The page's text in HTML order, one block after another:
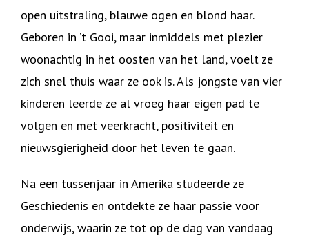
open uitstraling, blauwe ogen en blond haar.
Geboren in ’t Gooi, maar inmiddels met plezier
woonachtig in het oosten van het land, voelt ze
zich snel thuis waar ze ook is. Als jongste van vier
kinderen leerde ze al vroeg haar eigen pad te
volgen en met veerkracht, positiviteit en
nieuwsgierigheid door het leven te gaan.
Na een tussenjaar in Amerika studeerde ze
Geschiedenis en ontdekte ze haar passie voor
onderwijs, waarin ze tot op de dag van vandaag